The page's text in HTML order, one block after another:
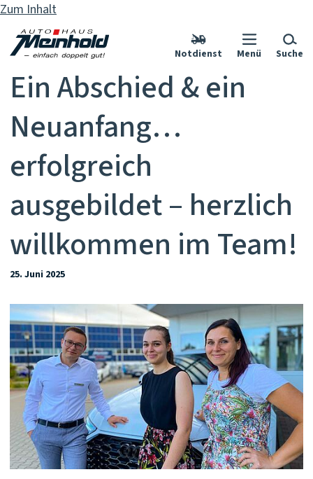
Zum Inhalt
Notdienst Menü Suche
Ein Abschied & ein
Neuanfang…
erfolgreich
ausgebildet – herzlich
willkommen im Team!
25. Juni 2025